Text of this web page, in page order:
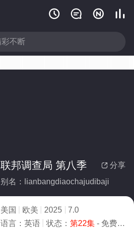
   
 分享
联邦调查局 第八季
别名：lianbangdiaochajudibaji
美国 欧美 2025
7.0
语言： 英语 状态： 第22集- 免费在线观看